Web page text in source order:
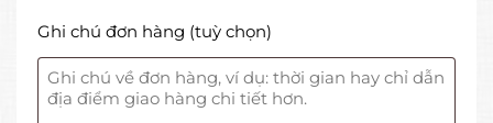
Ghi chú đơn hàng (tuỳ chọn)